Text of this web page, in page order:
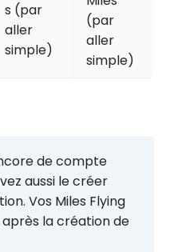
s (par
aller
simple)
(par
aller
simple)
de compte
aussi le créer
Vos Miles Flying
la création de